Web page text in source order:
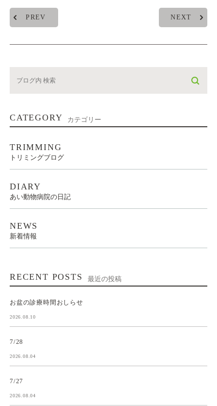
PREV NEXT
CATEGORY カテゴリー
TRIMMING
トリミングブログ
DIARY
あい動物病院の日記
NEWS
新着情報
RECENT POSTS 最近の投稿
お盆の診療時間おしらせ
2026.08.10
7/28
2026.08.04
7/27
2026.08.04